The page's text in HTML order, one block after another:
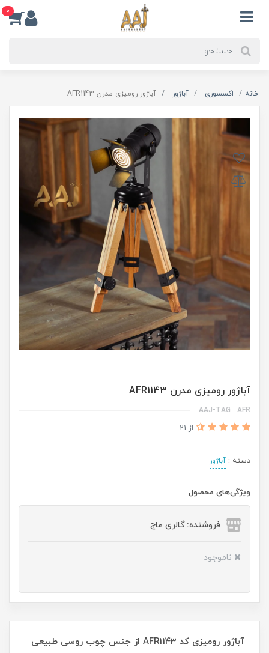
0
خانه اکسسوری آباژور آباژور رومیزی مدرن AFR1143
آباژور رومیزی مدرن AFR1143
AAJ-TAG : AFR
از 21
دسته : آباژور
ویژگی‌های محصول
فروشنده: گالری عاج
ناموجود
آباژور رومیزی کد AFR1143 از جنس چوب روسی طبیعی